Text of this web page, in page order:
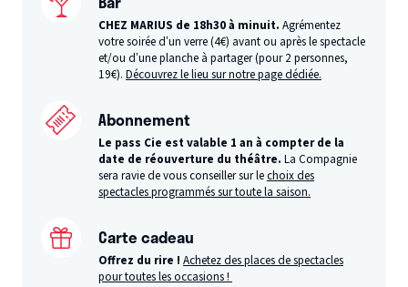
CHEZ MARIUS de 18h30 à minuit.Agrémentez
votre soirée d’un verre (4€) avant ou après le spectacle
et/ou d’une planche à partager (pour 2 personnes,
19€).Découvrez le lieu sur notre page dédiée.
Abonnement
Le pass Cie est valable 1 an à compter de la
date de réouverture du théâtre.La Compagnie
sera ravie de vous conseiller sur lechoix des
spectacles programmés sur toute la saison.
Carte cadeau
Offrez du rire ! Achetez des places de spectacles
pour toutes les occasions !